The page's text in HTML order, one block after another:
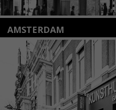
AMSTERDAM
Amstelveenseweg 135
1075 VX Amsterdam
+31 (0)20 2332546
info@kunsthuisamsterdam.nl
Lees meer